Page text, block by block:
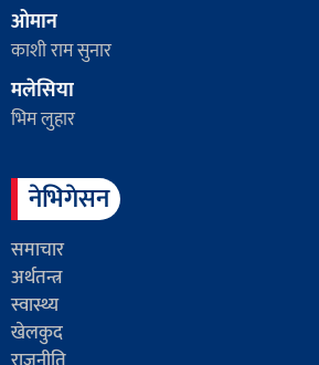
ओमान
काशी राम सुनार
मलेसिया
भिम लुहार
नेभिगेसन
समाचार
अर्थतन्त्र
स्वास्थ्य
खेलकुद